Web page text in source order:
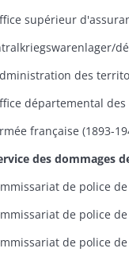
française (1893-
dommages de guerre et de la